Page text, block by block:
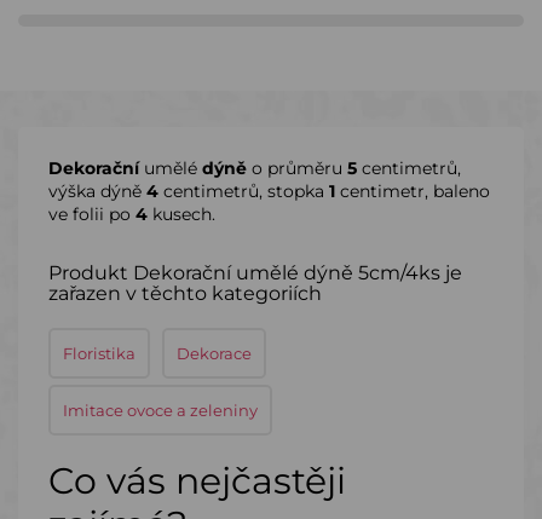
Dekoračníumělé dýně o průměru 5 centimetrů,
výška dýně 4 centimetrů, stopka 1 centimetr, baleno
ve folii po 4 kusech.
Produkt Dekorační umělé dýně 5cm/4ks je
zařazen v těchto kategoriích
Floristika Dekorace
Imitace ovoce a zeleniny
Co vás nejčastěji